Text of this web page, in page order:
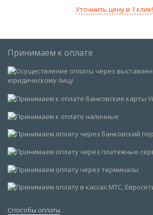
Уточнить цену в 1 клик!
Принимаем к оплате
Способы оплаты